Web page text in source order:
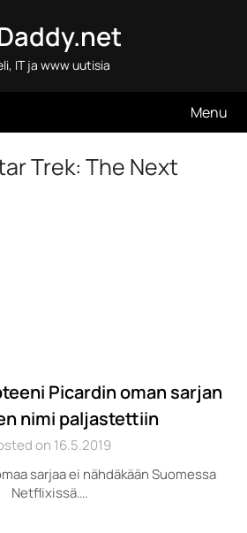
IT ja www uutisia
Menu
Trek: The Next
Picardin oman sarjan
nimi paljastettiin
on 16.5.2019
sarjaa ei nähdäkään Suomessa
Netflixissä….